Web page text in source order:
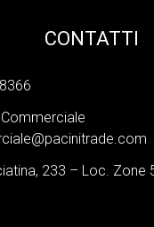
CONTATTI
233 – Loc. Zone